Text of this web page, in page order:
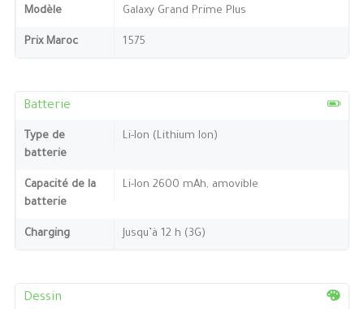
Modèle Galaxy Grand Prime Plus
Prix Maroc 1575
Batterie
Type de
batterie
Li-Ion (Lithium Ion)
Capacité de la
batterie
Li-Ion 2600 mAh, amovible
Charging Jusqu’à 12 h (3G)
Dessin